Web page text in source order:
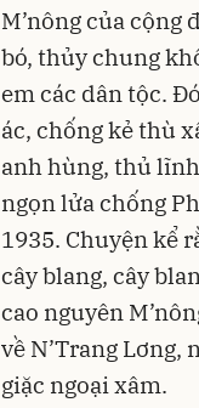
M’nông của cộng
bó, thủy chung
em các dân tộc.
ác, chống kẻ thù
anh hùng, thủ
ngọn lửa chống
1935. Chuyện kể
cây blang, cây
cao nguyên
về N’Trang
giặc ngoại xâm.